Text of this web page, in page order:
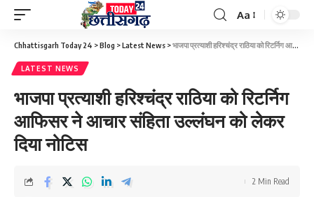
Font
Resizer
Aa
Chhattisgarh Today 24 >Blog >Latest News >भाजपा प्रत्याशी हरिश्चंद्र राठिया को रिटर्निग आफिसर ने आचार संहिता उल्लंघन को लेकर दिया नोटिस
LATEST NEWS
भाजपा प्रत्याशी हरिश्चंद्र राठिया को रिटर्निग
आफिसर ने आचार संहिता उल्लंघन को लेकर
दिया नोटिस
2 Min Read